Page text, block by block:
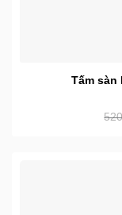
Tấm sàn